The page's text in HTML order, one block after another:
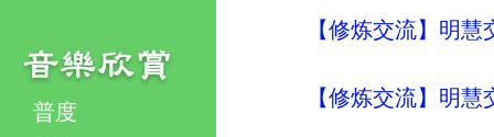
普度
【修炼交流】明
【修炼交流】明